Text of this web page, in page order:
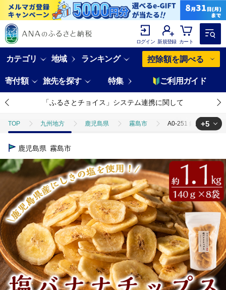
ログイン 新規登録 カート
カテゴリ 地域 ランキング 控除額を調べる
寄付額 旅先を探す 特集 ご利用ガイド
「ふるさとチョイス」システム連携に関して
TOP 九州地方 鹿児島県 霧島市 A0-251 錦江湾の自
TOP
TOP フルーツ ほかのフルーツ A0-251 錦江湾の自然塩を
加工食品 A0-251 錦江湾の自然塩をまぶした塩バナナチップ
TOP 加工食品 乾物 A0-251 錦江湾の自然塩をまぶした塩
TOP パン・菓子類 A0-251 錦江湾の自然塩をまぶした塩バナナチ
+5
鹿児島県 霧島市